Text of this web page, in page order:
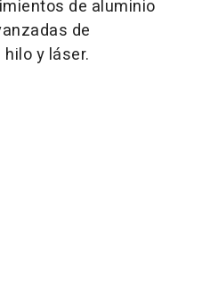
de aluminio
de
y láser.